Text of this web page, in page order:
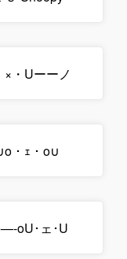
×・Uーーノ
・ｪ・o∪
oU･ェ･U